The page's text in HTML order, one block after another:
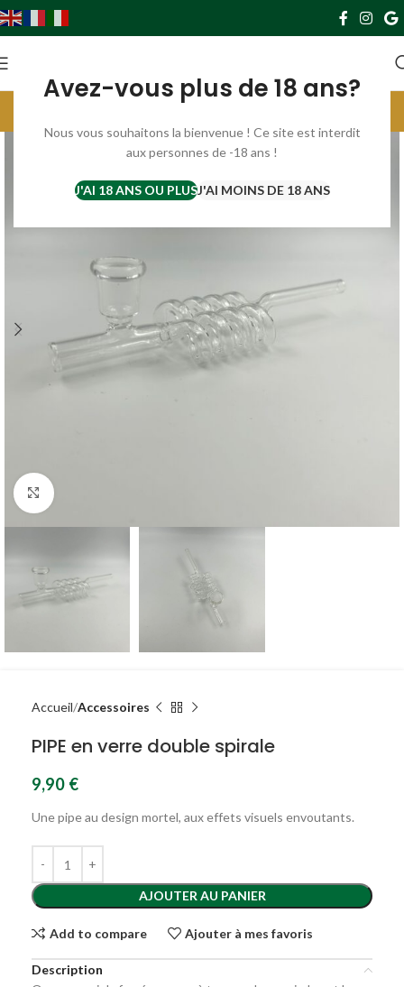
Avez-vous plus de 18 ans?
Nous vous souhaitons la bienvenue ! Ce site est interdit
aux personnes de -18 ans !
J'AI 18 ANS OU PLUSJ'AI MOINS DE 18 ANS
Livraison gratuite France à partir de 69€. Europe à partir de 119€
Agrandir
Accueil Accessoires
PIPE en verre double spirale
9,90 €
Une pipe au design mortel, aux effets visuels envoutants.
AJOUTER AU PANIER
Add to compare Ajouter à mes favoris
Description